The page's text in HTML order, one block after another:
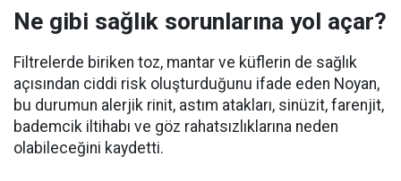
Ne gibi sağlık sorunlarına yol açar?
Filtrelerde biriken toz, mantar ve küflerin de sağlık
açısından ciddi risk oluşturduğunu ifade eden Noyan,
bu durumun alerjik rinit, astım atakları, sinüzit, farenjit,
bademcik iltihabı ve göz rahatsızlıklarına neden
olabileceğini kaydetti.